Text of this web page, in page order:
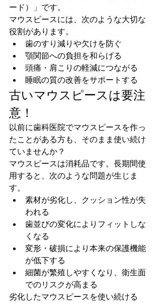
ード）」です。
マウスピースには、次のような大切な
役割があります。
歯のすり減りや欠けを防ぐ
顎関節への負担を和らげる
頭痛・肩こりの軽減につながる
睡眠の質の改善をサポートする
古いマウスピースは要注
意！
以前に歯科医院でマウスピースを作っ
たことがある方も、そのまま使い続け
ていませんか？
マウスピースは消耗品です。長期間使
用すると、次のような問題が生じま
す。
素材が劣化し、クッション性が失
われる
歯並びの変化によりフィットしな
くなる
変形・破損により本来の保護機能
が低下する
細菌が繁殖しやすくなり、衛生面
でのリスクが高まる
劣化したマウスピースを使い続ける